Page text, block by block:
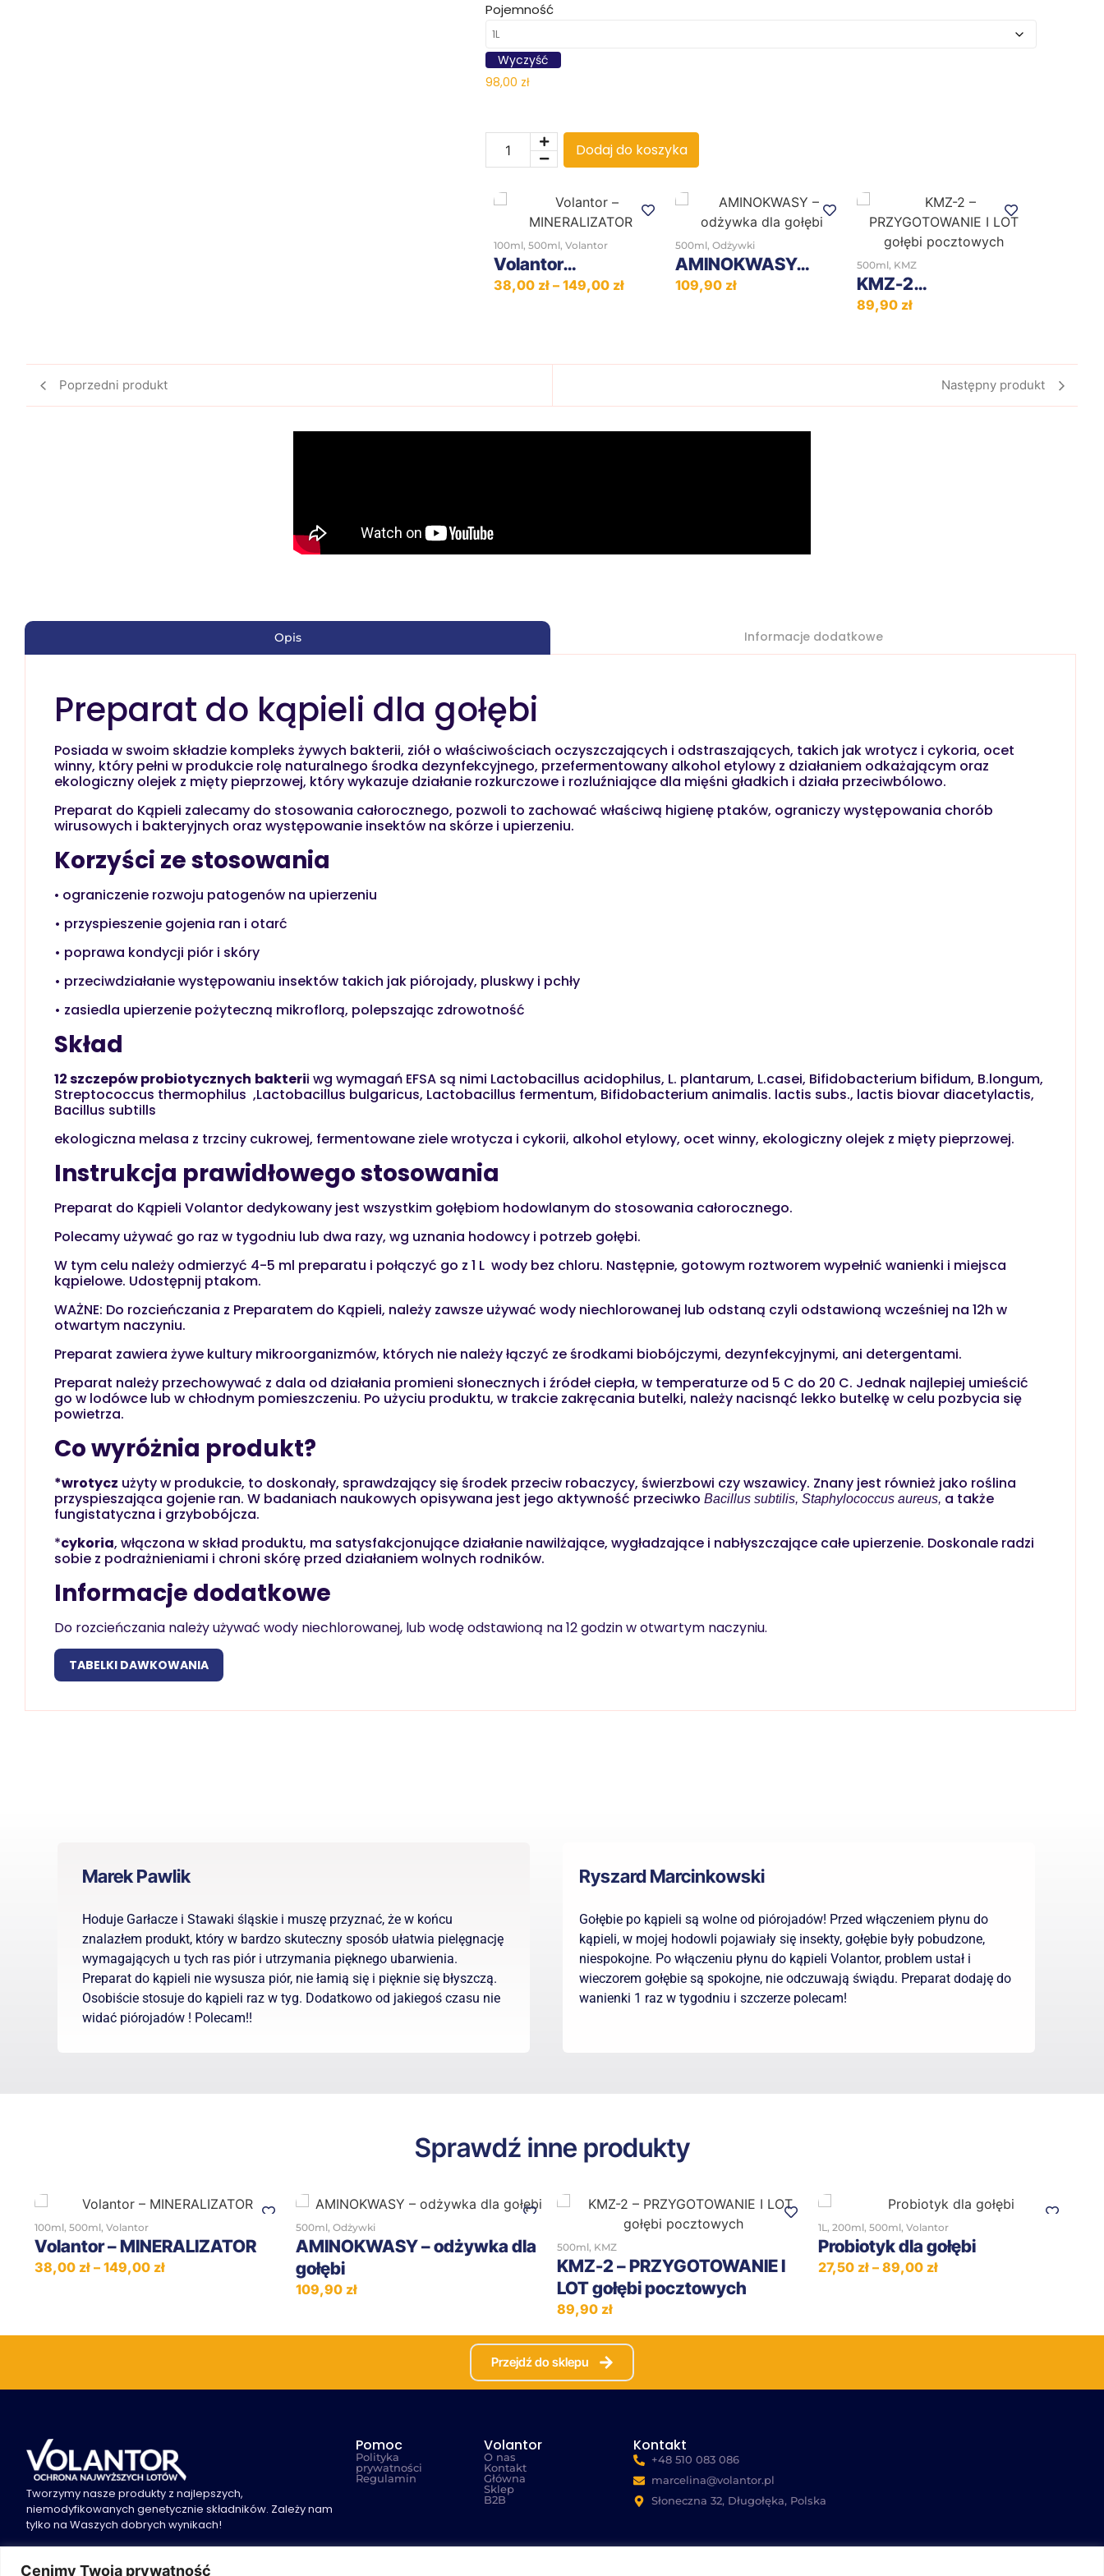
Cenimy Twoją prywatność
Pojemność
Wyczyść
98,00 zł
Dodaj do koszyka
100ml, 500ml, Volantor
Volantor…
38,00 zł – 149,00 zł
+
500ml, Odżywki
AMINOKWASY…
109,90 zł
+
500ml, KMZ
KMZ-2…
89,90 zł
Poprzedni produkt Następny produkt
Opis Informacje dodatkowe
Preparat do kąpieli dla gołębi
Posiada w swoim składzie kompleks żywych bakterii, ziół o właściwościach oczyszczających i odstraszających, takich jak wrotycz i cykoria, ocet
winny, który pełni w produkcie rolę naturalnego środka dezynfekcyjnego, przefermentowany alkohol etylowy z działaniem odkażającym oraz
ekologiczny olejek z mięty pieprzowej, który wykazuje działanie rozkurczowe i rozluźniające dla mięśni gładkich i działa przeciwbólowo.
Preparat do Kąpieli zalecamy do stosowania całorocznego, pozwoli to zachować właściwą higienę ptaków, ograniczy występowania chorób
wirusowych i bakteryjnych oraz występowanie insektów na skórze i upierzeniu.
Korzyści ze stosowania
• ograniczenie rozwoju patogenów na upierzeniu
• przyspieszenie gojenia ran i otarć
• poprawa kondycji piór i skóry
• przeciwdziałanie występowaniu insektów takich jak piórojady, pluskwy i pchły
• zasiedla upierzenie pożyteczną mikroflorą, polepszając zdrowotność
Skład
12 szczepów probiotycznych bakterii wg wymagań EFSA są nimi Lactobacillus acidophilus, L. plantarum, L.casei, Bifidobacterium bifidum, B.longum,
Streptococcus thermophilus ,Lactobacillus bulgaricus, Lactobacillus fermentum, Bifidobacterium animalis. lactis subs., lactis biovar diacetylactis,
Bacillus subtills
ekologiczna melasa z trzciny cukrowej, fermentowane ziele wrotycza i cykorii, alkohol etylowy, ocet winny, ekologiczny olejek z mięty pieprzowej.
Instrukcja prawidłowego stosowania
Preparat do Kąpieli Volantor dedykowany jest wszystkim gołębiom hodowlanym do stosowania całorocznego.
Polecamy używać go raz w tygodniu lub dwa razy, wg uznania hodowcy i potrzeb gołębi.
W tym celu należy odmierzyć 4-5 ml preparatu i połączyć go z 1 L wody bez chloru. Następnie, gotowym roztworem wypełnić wanienki i miejsca
kąpielowe. Udostępnij ptakom.
WAŻNE: Do rozcieńczania z Preparatem do Kąpieli, należy zawsze używać wody niechlorowanej lub odstaną czyli odstawioną wcześniej na 12h w
otwartym naczyniu.
Preparat zawiera żywe kultury mikroorganizmów, których nie należy łączyć ze środkami biobójczymi, dezynfekcyjnymi, ani detergentami.
Preparat należy przechowywać z dala od działania promieni słonecznych i źródeł ciepła, w temperaturze od 5 C do 20 C. Jednak najlepiej umieścić
go w lodówce lub w chłodnym pomieszczeniu. Po użyciu produktu, w trakcie zakręcania butelki, należy nacisnąć lekko butelkę w celu pozbycia się
powietrza.
Co wyróżnia produkt?
*wrotycz użyty w produkcie, to doskonały, sprawdzający się środek przeciw robaczycy, świerzbowi czy wszawicy. Znany jest również jako roślina
przyspieszająca gojenie ran. W badaniach naukowych opisywana jest jego aktywność przeciwko Bacillus subtilis, Staphylococcus aureus, a także
fungistatyczna i grzybobójcza.
*cykoria, włączona w skład produktu, ma satysfakcjonujące działanie nawilżające, wygładzające i nabłyszczające całe upierzenie. Doskonale radzi
sobie z podrażnieniami i chroni skórę przed działaniem wolnych rodników.
Informacje dodatkowe
Do rozcieńczania należy używać wody niechlorowanej, lub wodę odstawioną na 12 godzin w otwartym naczyniu.
TABELKI DAWKOWANIA
Marek Pawlik
Hoduje Garłacze i Stawaki śląskie i muszę przyznać, że w końcu
znalazłem produkt, który w bardzo skuteczny sposób ułatwia pielęgnację
wymagających u tych ras piór i utrzymania pięknego ubarwienia.
Preparat do kąpieli nie wysusza piór, nie łamią się i pięknie się błyszczą.
Osobiście stosuje do kąpieli raz w tyg. Dodatkowo od jakiegoś czasu nie
widać piórojadów ! Polecam!!
Ryszard Marcinkowski
Gołębie po kąpieli są wolne od piórojadów! Przed włączeniem płynu do
kąpieli, w mojej hodowli pojawiały się insekty, gołębie były pobudzone,
niespokojne. Po włączeniu płynu do kąpieli Volantor, problem ustał i
wieczorem gołębie są spokojne, nie odczuwają świądu. Preparat dodaję do
wanienki 1 raz w tygodniu i szczerze polecam!
Sprawdź inne produkty
100ml, 500ml, Volantor
Volantor – MINERALIZATOR
38,00 zł – 149,00 zł
500ml, Odżywki
AMINOKWASY – odżywka dla
gołębi
109,90 zł
+
500ml, KMZ
KMZ-2 – PRZYGOTOWANIE I
LOT gołębi pocztowych
89,90 zł
1L, 200ml, 500ml, Volantor
Probiotyk dla gołębi
27,50 zł – 89,00 zł
Przejdź do sklepu
Tworzymy nasze produkty z najlepszych,
niemodyfikowanych genetycznie składników. Zależy nam
tylko na Waszych dobrych wynikach!
Pomoc
Polityka
prywatności
Regulamin
Volantor
O nas
Kontakt
Główna
Sklep
B2B
Kontakt
+48 510 083 086
marcelina@volantor.pl
Słoneczna 32, Długołęka, Polska